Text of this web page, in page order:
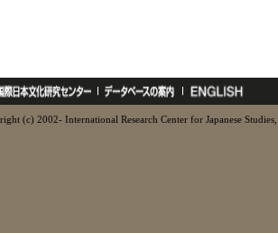
(c) 2002- International Research Center for Japanese